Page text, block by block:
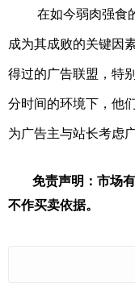
在如今弱肉强食
成为其成败的关键因
得过的广告联盟，特
分时间的环境下，他
为广告主与站长考虑
免责声明：市场
不作买卖依据。